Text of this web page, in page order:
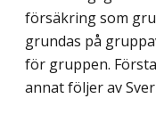
försäkring som
grundas på
för gruppen.
annat följer av